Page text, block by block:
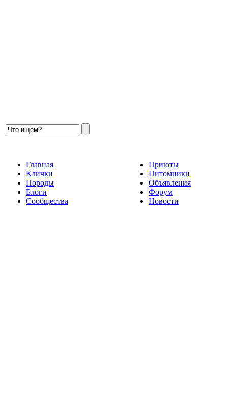
Главная
Клички
Породы
Блоги
Сообщества
Приюты
Питомники
Объявления
Форум
Новости